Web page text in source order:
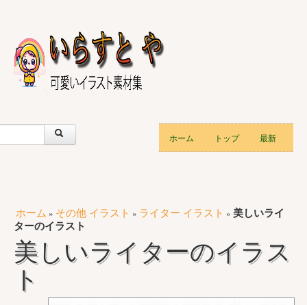
ホーム トップ 最新
ホーム » その他 イラスト » ライター イラスト » 美しいライ
ターのイラスト
美しいライターのイラス
ト